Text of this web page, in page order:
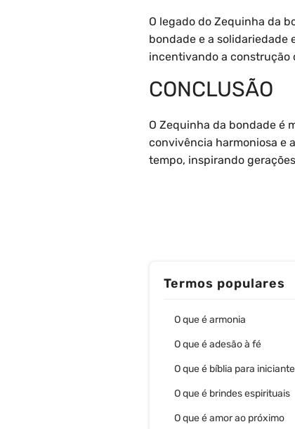
O legado do Zequinha da
bondade e a solidariedade
incentivando a construção
CONCLUSÃO
O Zequinha da bondade é
convivência harmoniosa e
tempo, inspirando
Termos populares
O que é armonia
O que é adesão à fé
O que é bíblia para
O que é brindes espirituais
O que é amor ao próximo